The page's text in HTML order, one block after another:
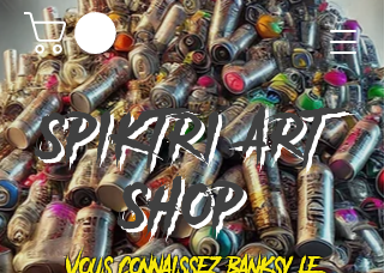
SPIKTRIART
SHOP